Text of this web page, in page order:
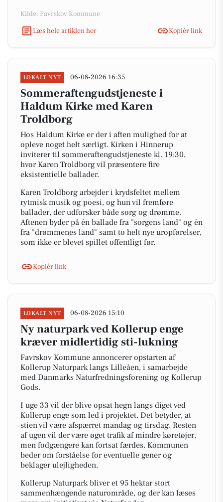
Kilde: Favrskov Kommune
Læs hele artiklen her
Kopiér link
LOKALT NYT 06-08-2026 16:35
Sommeraftengudstjeneste i
Haldum Kirke med Karen
Troldborg
Hos Haldum Kirke er der i aften mulighed for at
opleve noget helt særligt. Kirken i Hinnerup
inviterer til sommeraftengudstjeneste kl. 19:30,
hvor Karen Troldborg vil præsentere fire
eksistentielle ballader.
Karen Troldborg arbejder i krydsfeltet mellem
rytmisk musik og poesi, og hun vil fremføre
ballader, der udforsker både sorg og drømme.
Aftenen byder på én ballade fra "sorgens land" og én
fra "drømmenes land" samt to helt nye uropførelser,
som ikke er blevet spillet offentligt før.
Kopiér link
LOKALT NYT 06-08-2026 15:10
Ny naturpark ved Kollerup enge
kræver midlertidig sti-lukning
Favrskov Kommune annoncerer opstarten af
Kollerup Naturpark langs Lilleåen, i samarbejde
med Danmarks Naturfredningsforening og Kollerup
Gods.
I uge 33 vil der blive opsat hegn langs diget ved
Kollerup enge som led i projektet. Det betyder, at
stien vil være afspærret mandag og tirsdag. Resten
af ugen vil der være øget trafik af mindre køretøjer,
men fodgængere kan fortsat færdes. Kommunen
beder om forståelse for eventuelle gener og
beklager ulejligheden.
Kollerup Naturpark bliver et 95 hektar stort
sammenhængende naturområde, og der kan læses